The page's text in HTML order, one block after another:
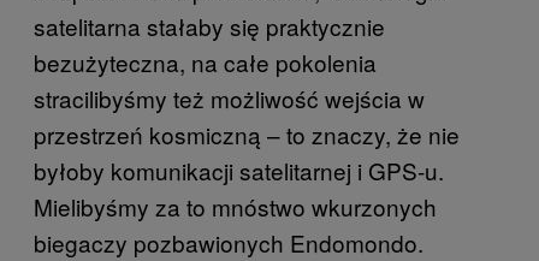
satelitarna stałaby się praktycznie
bezużyteczna, na całe pokolenia
stracilibyśmy też możliwość wejścia w
przestrzeń kosmiczną – to znaczy, że nie
byłoby komunikacji satelitarnej i GPS-u.
Mielibyśmy za to mnóstwo wkurzonych
biegaczy pozbawionych Endomondo.